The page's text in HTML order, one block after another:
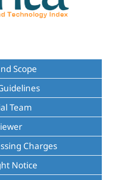
Scope
Team
Charges
Notice